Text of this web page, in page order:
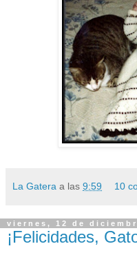
La Gatera a las 9:59 10
viernes, 12 de
¡Felicidades,